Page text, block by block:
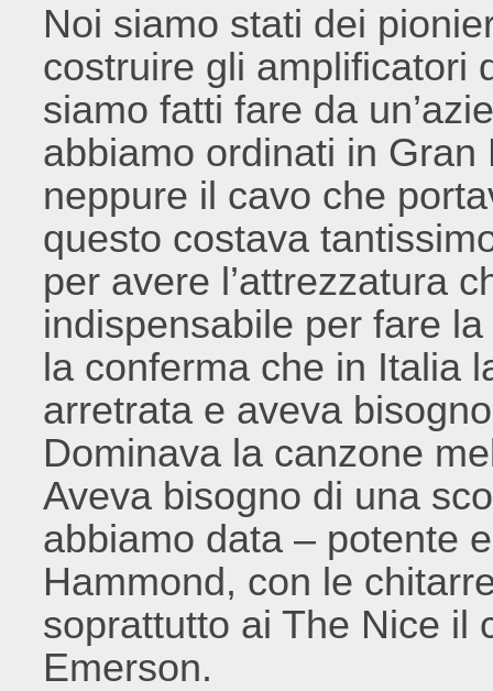
Noi siamo stati dei
costruire gli amplificatori
siamo fatti fare da
abbiamo ordinati in
neppure il cavo che
questo costava
per avere l’attrezzatura
indispensabile per fare
la conferma che in Italia
arretrata e aveva
Dominava la canzone
Aveva bisogno di una
abbiamo data – potente
Hammond, con le
soprattutto ai The Nice il
Emerson.